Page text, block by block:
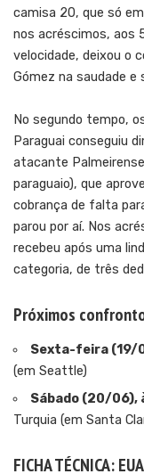
camisa 20, que só
nos acréscimos, aos
velocidade, deixou o
Gómez na saudade
No segundo tempo,
Paraguai conseguiu
atacante
paraguaio), que
cobrança de falta
parou por aí. Nos
recebeu após uma
categoria, de três
Próximos
Sexta-feira (19/
(em Seattle)
Sábado (20/06),
Turquia (em Santa
FICHA TÉCNICA: